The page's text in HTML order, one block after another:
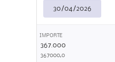
30/04/2026
IMPORTE
367.000
367000,0